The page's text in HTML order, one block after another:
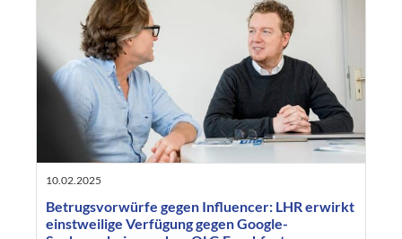
10.02.2025
Betrugsvorwürfe gegen Influencer: LHR erwirkt
einstweilige Verfügung gegen Google-